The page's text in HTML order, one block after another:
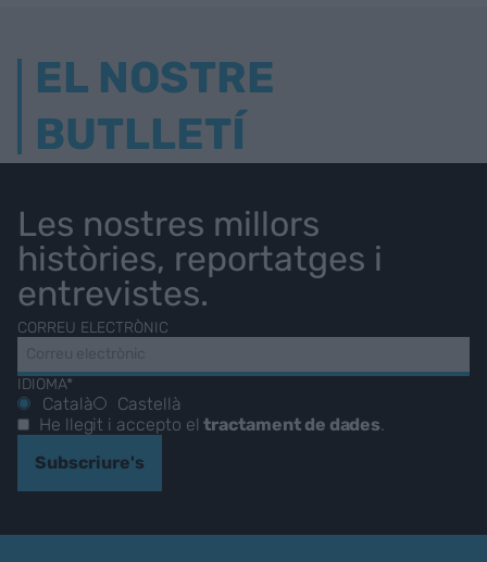
EL NOSTRE
BUTLLETÍ
Les nostres millors
històries, reportatges i
entrevistes.
CORREU ELECTRÒNIC
IDIOMA*
Català
Castellà
He llegit i accepto eltractament de dades.
Subscriure's